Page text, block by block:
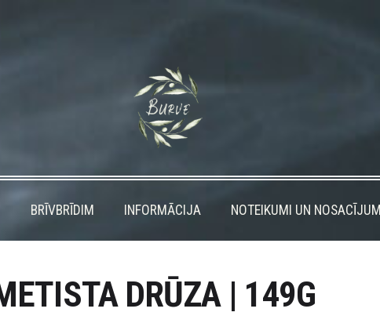
BRĪVBRĪDIM INFORMĀCIJA NOTEIKUMI UN NOSACĪJUMI
DRŪZA | 149G